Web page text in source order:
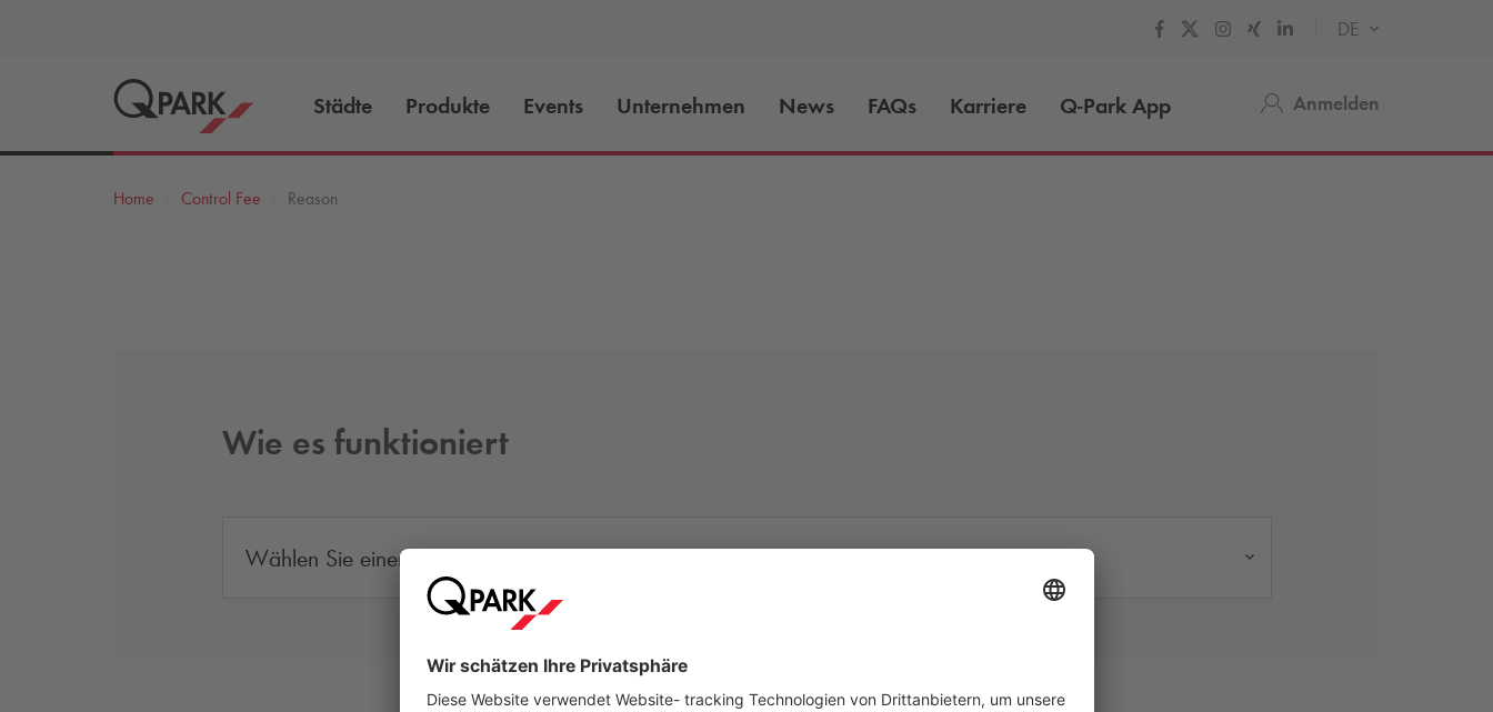
DE
Städte Produkte Events Unternehmen News FAQs Karriere Q-Park App Anmelden
Home Control Fee Reason
Wie es funktioniert
Wählen Sie einen Grund